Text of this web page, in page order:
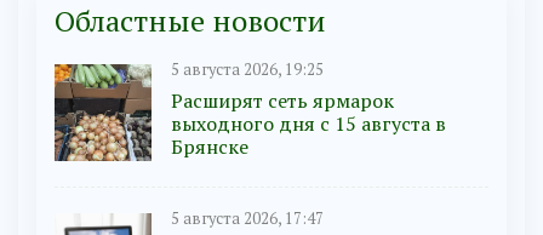
Областные новости
5 августа 2026, 19:25
Расширят сеть ярмарок
выходного дня с 15 августа в
Брянске
5 августа 2026, 17:47